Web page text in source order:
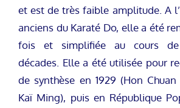
et est de très faible amplitude. A
anciens du Karaté Do, elle a été
fois et simplifiée au cours de
décades. Elle a été utilisée pour
de synthèse en 1929 (Hon
Kaï Ming), puis en République